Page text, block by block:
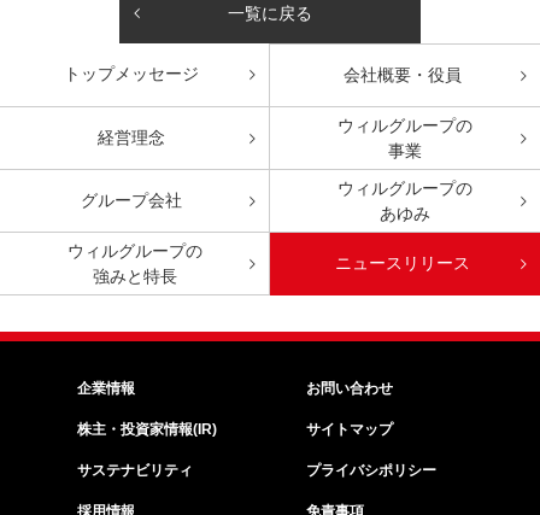
一覧に戻る
トップメッセージ 会社概要・役員
経営理念
ウィルグループの
事業
グループ会社
ウィルグループの
あゆみ
ウィルグループの
強みと特長
ニュースリリース
企業情報
株主・投資家情報(IR)
サステナビリティ
採用情報
お問い合わせ
サイトマップ
プライバシポリシー
免責事項